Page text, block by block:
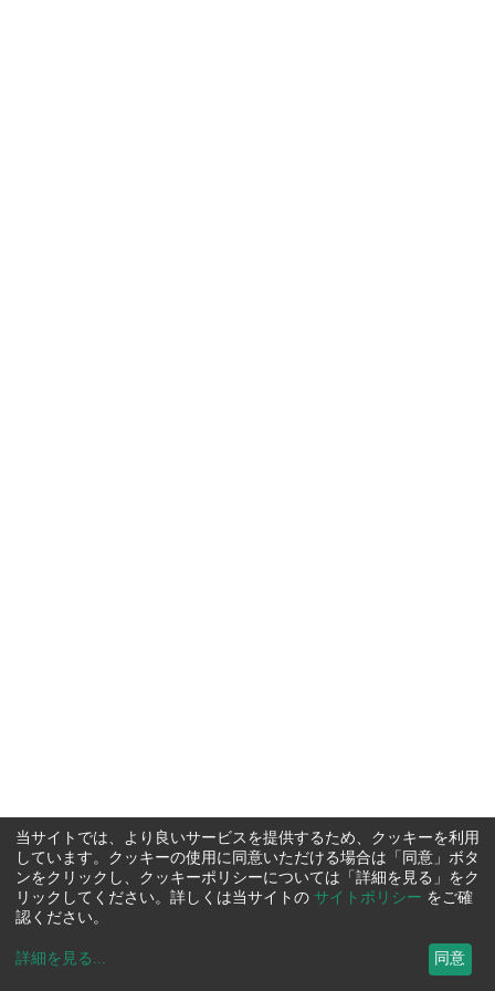
当サイトでは、より良いサービスを提供するため、クッキーを利用
しています。クッキーの使用に同意いただける場合は「同意」ボタ
ンをクリックし、クッキーポリシーについては「詳細を見る」をク
リックしてください。詳しくは当サイトの サイトポリシー をご確
認ください。
詳細を見る ... 同意